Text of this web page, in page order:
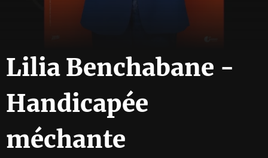
Lilia Benchabane -
Handicapée
méchante